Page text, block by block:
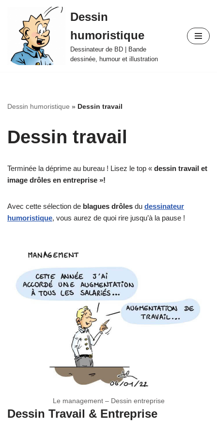
contenu
Dessin
humoristique
Dessinateur de BD | Bande
dessinée, humour et illustration
Dessin humoristique » Dessin travail
Dessin travail
Terminée la déprime au bureau ! Lisez le top « dessin travail et
image drôles en entreprise »!
Avec cette sélection de blagues drôles du dessinateur
humoristique, vous aurez de quoi rire jusqu’à la pause !
Le management – Dessin entreprise
Dessin Travail & Entreprise